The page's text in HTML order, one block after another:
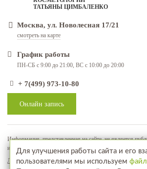
ТАТЬЯНЫ ЦИМБАЛЕНКО
Москва, ул. Новолесная 17/21
смотреть на карте
График работы
ПН-СБ с 9:00 до 21:00, ВС с 10:00 до 20:00
+ 7(499) 973-10-80
Онлайн запись
Информация, представленная на сайте, не является
используется в качестве рекламно-информационных
Лицензия № ЛО-77-01-018071
Для улучшения работы сайта и его
пользователями мы используем